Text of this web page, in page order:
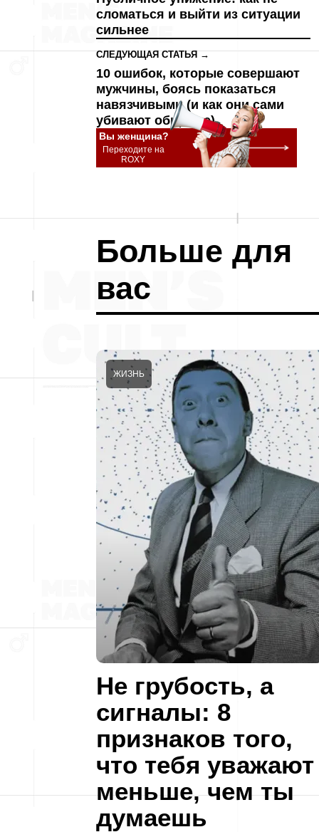
сломаться и выйти из ситуации
сильнее
СЛЕДУЮЩАЯ СТАТЬЯ →
10 ошибок, которые совершают
мужчины, боясь показаться
навязчивыми (и как они сами
убивают общение)
Вы женщина?
Переходите на
ROXY
Больше для
вас
Не грубость, а
сигналы: 8
признаков того,
что тебя уважают
меньше, чем ты
думаешь
ЖИЗНЬ